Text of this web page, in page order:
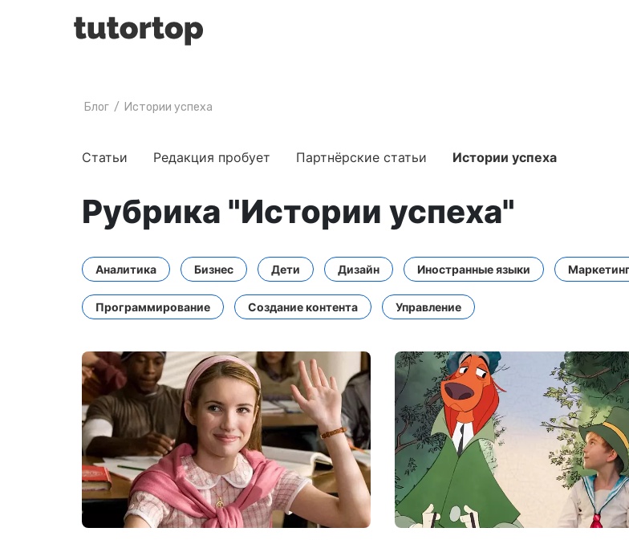
Блог / Истории успеха
Статьи Редакция пробует Партнёрские статьи Истории успеха
Рубрика "Истории успеха"
Аналитика Бизнес Дети Дизайн Иностранные языки Маркетинг
Программирование Создание контента Управление